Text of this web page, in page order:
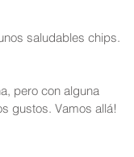
saludables chips.
pero con alguna
gustos. Vamos allá!